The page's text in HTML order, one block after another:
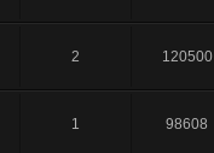
2 120500
1 98608